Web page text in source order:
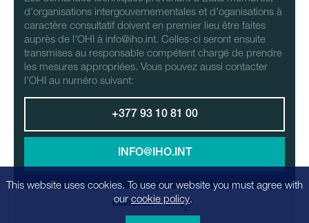
d'organisations intergouvernementales et d'oganisations à
caractère consultatif doivent en premier lieu être faites
auprès de l'OHI à info@iho.int. Celles-ci seront ensuite
transmises au responsable compétent chargé de prendre
les mesures appropriées. Vous pouvez aussi contacter
l'OHI au numéro suivant:
+377 93 10 81 00
INFO@IHO.INT
LANGUAGE:
This website uses cookies. To use our website you must agree with
our cookie policy.